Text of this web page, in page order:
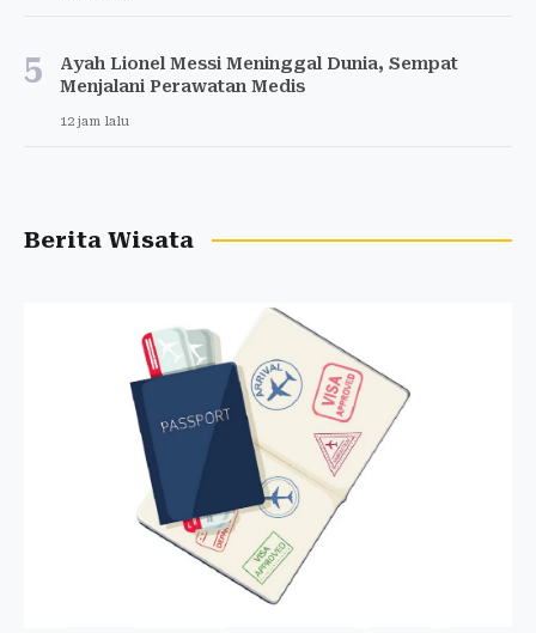
5
Ayah Lionel Messi Meninggal Dunia, Sempat
Menjalani Perawatan Medis
12 jam lalu
Berita Wisata